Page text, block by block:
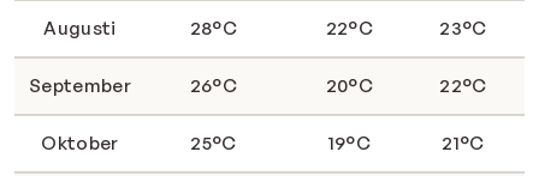
Augusti 28°C 22°C 23°C
September 26°C 20°C 22°C
Oktober 25°C 19°C 21°C